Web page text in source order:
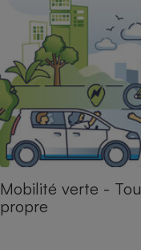
Mobilité verte -
propre